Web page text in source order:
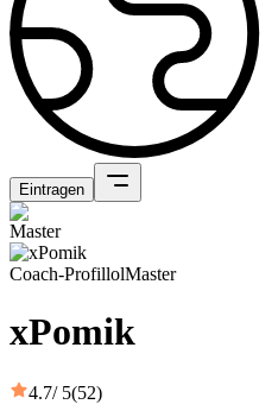
Eintragen
Coach-ProfillolMaster
xPomik
4.7/ 5(52)